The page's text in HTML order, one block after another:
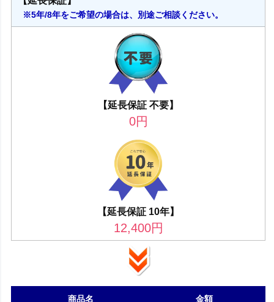
※5年/8年をご希望の場合は、別途ご相談ください。
【延長保証 不要】
0円
【延長保証 10年】
12,400円
商品名 金額